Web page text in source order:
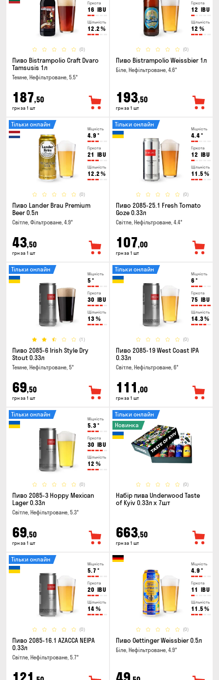
Гіркота
16 IBU
Щільність
12.2 %
(0)
Пиво Bistrampolio Craft Dvaro
Tamsusis 1л
Темне, Нефільтроване, 5.5°
187,50
грн за 1 шт
Гіркота
12 IBU
Щільність
12 %
(0)
Пиво Bistrampolio Weissbier 1л
Біле, Нефільтроване, 4.6°
193,50
грн за 1 шт
Міцність
4.9 °
Гіркота
21 IBU
Щільність
12.2 %
(0)
Тільки онлайн
Пиво Lander Brau Premium
Beer 0.5л
Світле, Фільтроване, 4.9°
43,50
грн за 1 шт
Міцність
4.4°
Гіркота
12 IBU
Щільність
11.5 %
(0)
Тільки онлайн
Пиво 2085-25.1 Fresh Tomato
Goze 0.33л
Світле, Нефільтроване, 4.4°
107,00
грн за 1 шт
Міцність
5 °
Гіркота
30 IBU
Щільність
13 %
(1)
Тільки онлайн
Пиво 2085-6 Irish Style Dry
Stout 0.33л
Темне, Нефільтроване, 5°
69,50
грн за 1 шт
Міцність
6 °
Гіркота
75 IBU
Щільність
14.3%
(0)
Тільки онлайн
Пиво 2085-19 West Coast IPA
0.33л
Світле, Нефільтроване, 6°
111 ,00
грн за 1 шт
Міцність
5.3°
Гіркота
30 IBU
Щільність
12 %
(0)
Тільки онлайн
Пиво 2085-3 Hoppy Mexican
Lager 0.33л
Світле, Нефільтроване, 5.3°
69,50
грн за 1 шт
(0)
Тільки онлайн
Новинка
Набір пива Underwood Taste
of Kyiv 0.33л x 7шт
663,50
грн за 1 шт
Міцність
5.7 °
Гіркота
20 IBU
Щільність
14 %
(0)
Тільки онлайн
Пиво 2085-16.1 AZACCA NEIPA
0.33л
Світле, Нефільтроване, 5.7°
Міцність
4.9 °
Гіркота
11 IBU
Щільність
11.5 %
(0)
Пиво Oettinger Weissbier 0.5л
Біле, Нефільтроване, 4.9°